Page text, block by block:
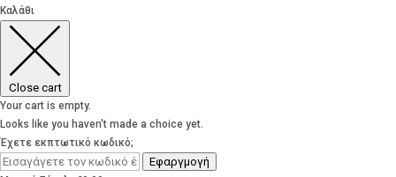
Καλάθι
Close cart
Your cart is empty.
Looks like you haven't made a choice yet.
Έχετε εκπτωτικό κωδικό;
Εφαργμογή